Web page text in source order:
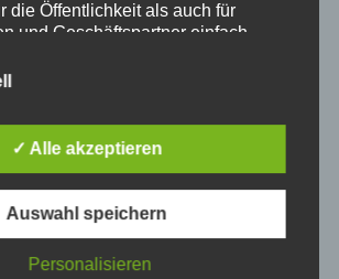
SONSBECK
die Öffentlichkeit als auch für
und Geschäftspartner einfach
möchten wir vorab die verwendeten
in dieser Datenschutzerklärung
Daten
Daten sind alle
die sich auf eine identifizierte
✓ Alle akzeptieren
Auswahl speichern
Personalisieren